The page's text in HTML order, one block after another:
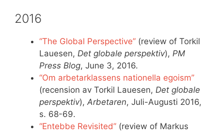
2016
“The Global Perspective” (review of Torkil
Lauesen, Det globale perspektiv), PM
Press Blog, June 3, 2016.
“Om arbetarklassens nationella egoism”
(recension av Torkil Lauesen, Det globale
perspektiv), Arbetaren, Juli-Augusti 2016,
s. 68-69.
“Entebbe Revisited” (review of Markus